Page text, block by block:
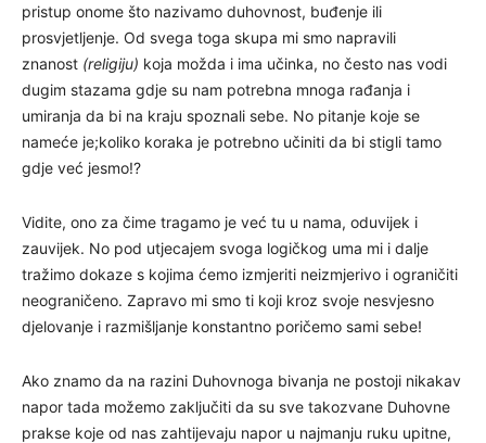
pristup onome što nazivamo duhovnost, buđenje ili
prosvjetljenje. Od svega toga skupa mi smo napravili
znanost (religiju) koja možda i ima učinka, no često nas vodi
dugim stazama gdje su nam potrebna mnoga rađanja i
umiranja da bi na kraju spoznali sebe. No pitanje koje se
nameće je;koliko koraka je potrebno učiniti da bi stigli tamo
gdje već jesmo!?
Vidite, ono za čime tragamo je već tu u nama, oduvijek i
zauvijek. No pod utjecajem svoga logičkog uma mi i dalje
tražimo dokaze s kojima ćemo izmjeriti neizmjerivo i ograničiti
neograničeno. Zapravo mi smo ti koji kroz svoje nesvjesno
djelovanje i razmišljanje konstantno poričemo sami sebe!
Ako znamo da na razini Duhovnoga bivanja ne postoji nikakav
napor tada možemo zaključiti da su sve takozvane Duhovne
prakse koje od nas zahtijevaju napor u najmanju ruku upitne,